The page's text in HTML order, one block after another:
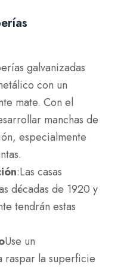
galvanizadas
con un
mate. Con el
manchas de
especialmente
:Las casas
décadas de 1920 y
tendrán estas
Use un
raspar la superficie